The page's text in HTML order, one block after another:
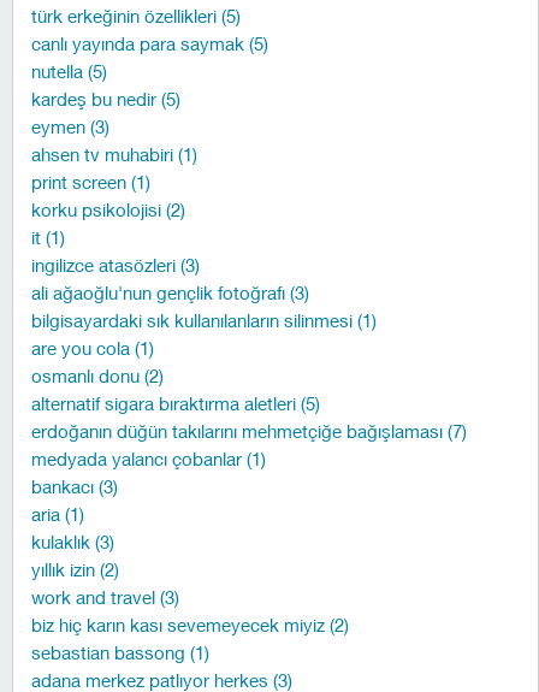
türk erkeğinin özellikleri (5)
canlı yayında para saymak (5)
nutella (5)
kardeş bu nedir (5)
eymen (3)
ahsen tv muhabiri (1)
print screen (1)
korku psikolojisi (2)
it (1)
ingilizce atasözleri (3)
ali ağaoğlu'nun gençlik fotoğrafı (3)
bilgisayardaki sık kullanılanların silinmesi (1)
are you cola (1)
osmanlı donu (2)
alternatif sigara bıraktırma aletleri (5)
erdoğanın düğün takılarını mehmetçiğe bağışlaması (7)
medyada yalancı çobanlar (1)
bankacı (3)
aria (1)
kulaklık (3)
yıllık izin (2)
work and travel (3)
biz hiç karın kası sevemeyecek miyiz (2)
sebastian bassong (1)
adana merkez patlıyor herkes (3)